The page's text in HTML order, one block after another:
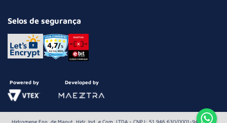
Selos de segurança
Powered by Developed by
Hidromepe Eng. de Manut. Hidr. Ind. e Com. LTDA - CNPJ: 51.946.630/0001-94 Av.